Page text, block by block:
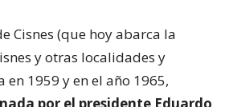
Cisnes (que hoy abarca la
y otras localidades y
en 1959 y en el año 1965,